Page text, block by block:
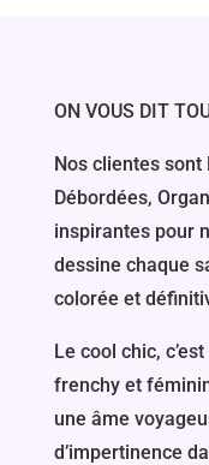
ON VOUS DIT
Nos clientes sont
Débordées,
inspirantes pour
dessine chaque
colorée et
Le cool chic,
frenchy et
une âme
d’impertinence